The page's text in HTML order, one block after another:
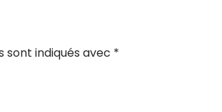
sont indiqués avec *